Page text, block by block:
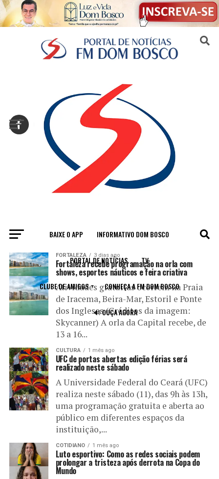
BAIXE O APP INFORMATIVO DOM BOSCO
PORTAL DE NOTÍCIAS TV
CLUBE DE AMIGOS CONHEÇA A FM DOM BOSCO
🔊 OUÇA AGORA
All posts tagged "atividades"
FORTALEZA 3 dias ago
Fortaleza recebe programação na orla com
shows, esportes náuticos e feira criativa
Atividades gratuitas ocorrem na Praia
de Iracema, Beira-Mar, Estoril e Ponte
dos Ingleses (Créditos da imagem:
Skycanner) A orla da Capital recebe, de
13 a 16...
CULTURA 1 mês ago
UFC de portas abertas edição férias será
realizado neste sábado
A Universidade Federal do Ceará (UFC)
realiza neste sábado (11), das 9h às 13h,
uma programação gratuita e aberta ao
público em diferentes espaços da
instituição,...
COTIDIANO 1 mês ago
Luto esportivo: Como as redes sociais podem
prolongar a tristeza após derrota na Copa do
Mundo
Sair da versão mobile